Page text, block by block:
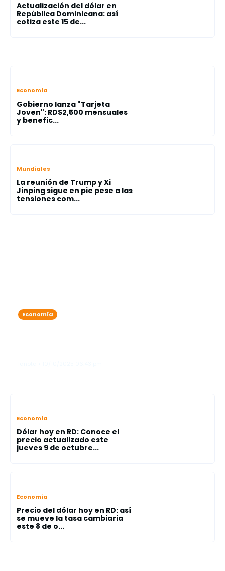
Actualización del dólar en
República Dominicana: así
cotiza este 15 de...
Economía
Gobierno lanza "Tarjeta
Joven": RD$2,500 mensuales
y benefic...
Mundiales
La reunión de Trump y Xi
Jinping sigue en pie pese a las
tensiones com...
Economía
Economía
Dólar hoy en RD: Conoce el
precio actualizado este
jueves 9 de octubre...
Economía
Precio del dólar hoy en RD: así
se mueve la tasa cambiaria
este 8 de o...